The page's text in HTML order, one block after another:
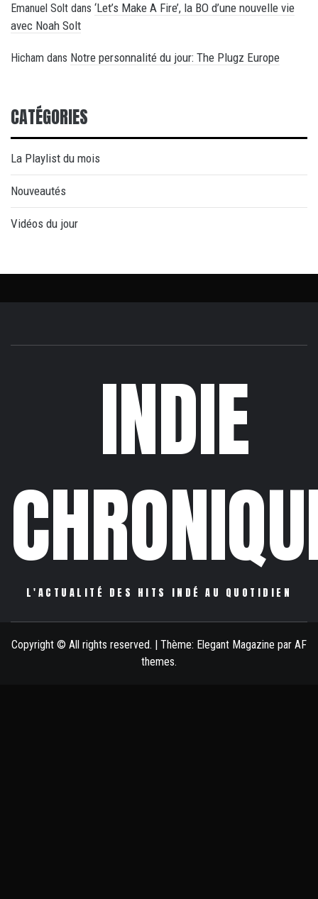
Emanuel Solt dans ‘Let’s Make A Fire’, la BO d’une nouvelle vie
avec Noah Solt
Hicham dans Notre personnalité du jour: The Plugz Europe
CATÉGORIES
La Playlist du mois
Nouveautés
Vidéos du jour
INDIE
L'ACTUALITÉ DES HITS INDÉ AU QUOTIDIEN
Copyright © All rights reserved. | Thème: Elegant Magazine par AF
themes.